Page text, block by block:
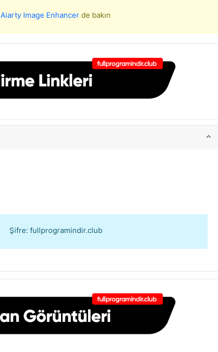
Aiarty Image Enhancer de bakın
Şifre: fullprogramindir.club